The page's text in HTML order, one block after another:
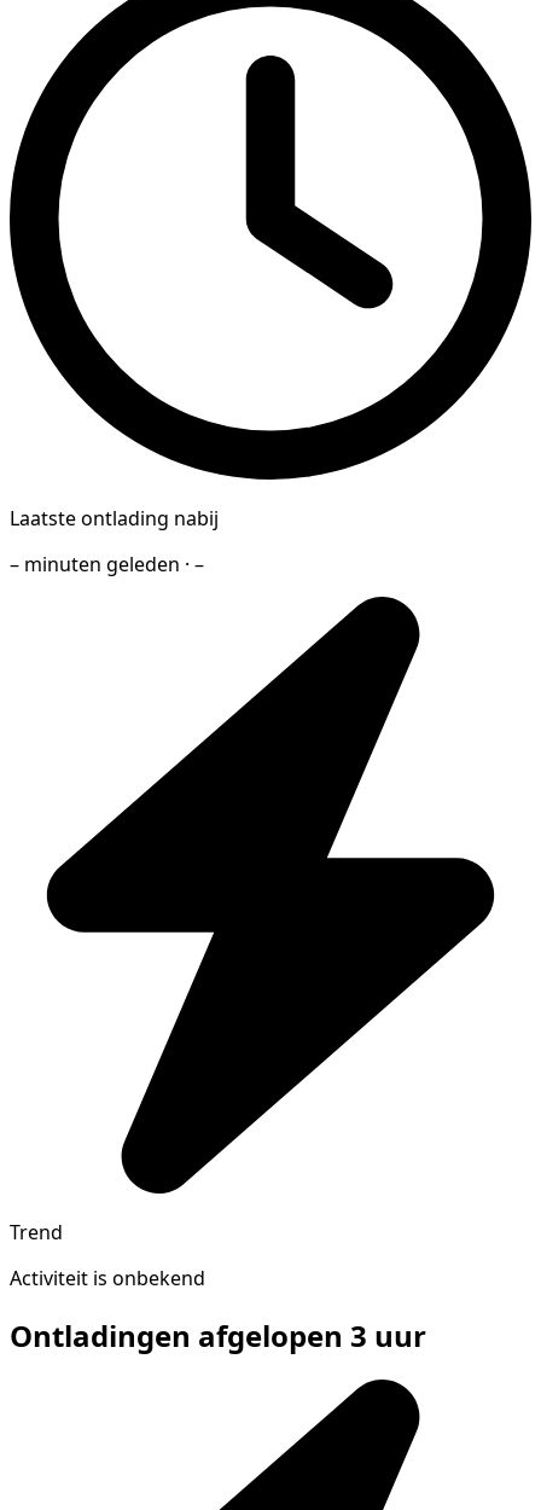
Laatste ontlading nabij
– minuten geleden · –
Trend
Activiteit is onbekend
Ontladingen afgelopen 3 uur